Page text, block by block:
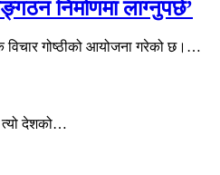
निर्माणमा लाग्नुपर्छ’
विचार गोष्ठीको आयोजना गरेको छ।…
त्यो देशको…